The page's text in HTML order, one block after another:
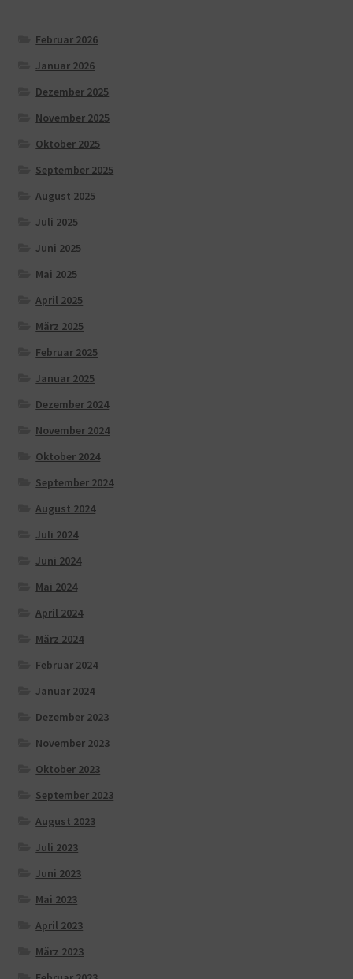
Februar 2026
Januar 2026
Dezember 2025
November 2025
Oktober 2025
September 2025
August 2025
Juli 2025
Juni 2025
Mai 2025
April 2025
März 2025
Februar 2025
Januar 2025
Dezember 2024
November 2024
Oktober 2024
September 2024
August 2024
Juli 2024
Juni 2024
Mai 2024
April 2024
März 2024
Februar 2024
Januar 2024
Dezember 2023
November 2023
Oktober 2023
September 2023
August 2023
Juli 2023
Juni 2023
Mai 2023
April 2023
März 2023